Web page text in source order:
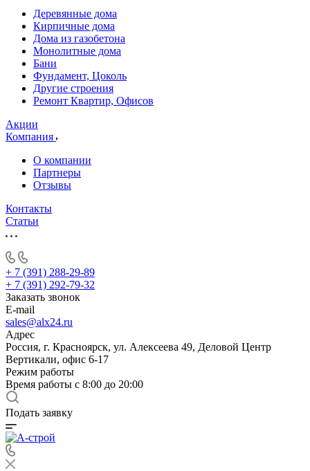
Деревянные дома
Кирпичные дома
Дома из газобетона
Монолитные дома
Бани
Фундамент, Цоколь
Другие строения
Ремонт Квартир, Офисов
Акции
Компания
О компании
Партнеры
Отзывы
Контакты
Статьи
+ 7 (391) 288-29-89
+ 7 (391) 292-79-32
Заказать звонок
E-mail
sales@alx24.ru
Адрес
Россия, г. Красноярск, ул. Алексеева 49, Деловой Центр
Вертикали, офис 6-17
Режим работы
Время работы с 8:00 до 20:00
Подать заявку